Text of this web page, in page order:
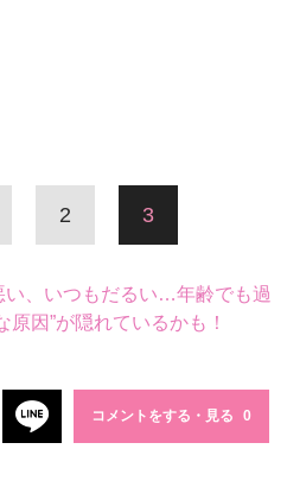
2 3
、いつもだるい…年齢でも過
原因”が隠れているかも！
コメントをする・見る